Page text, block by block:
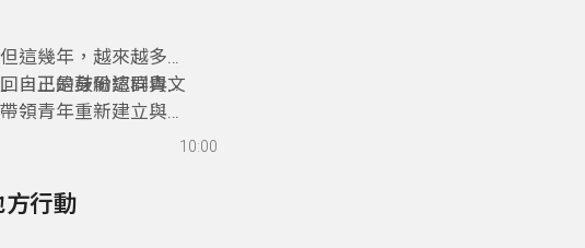
這幾年，越來越多的
自己的身份認同與文
，正是鼓勵這群青年
領青年重新建立與部
10:00
行動